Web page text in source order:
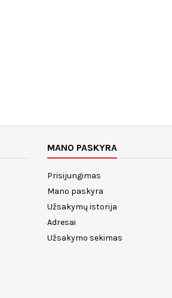
MANO PASKYRA
Prisijungimas
Mano paskyra
Užsakymų istorija
Adresai
Užsakymo sekimas